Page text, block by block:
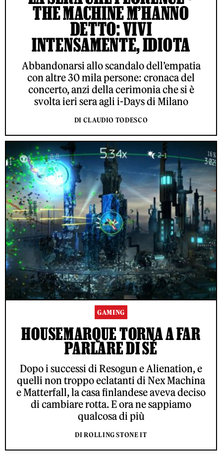
THE MACHINE M’HANNO
DETTO: VIVI
INTENSAMENTE, IDIOTA
Abbandonarsi allo scandalo dell’empatia
con altre 30 mila persone: cronaca del
concerto, anzi della cerimonia che si è
svolta ieri sera agli i-Days di Milano
DI CLAUDIO TODESCO
GAMING
HOUSEMARQUE TORNA A FAR
PARLARE DI SÉ
Dopo i successi di Resogun e Alienation, e
quelli non troppo eclatanti di Nex Machina
e Matterfall, la casa finlandese aveva deciso
di cambiare rotta. E ora ne sappiamo
qualcosa di più
DI ROLLING STONE IT